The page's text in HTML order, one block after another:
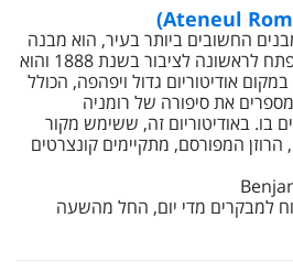
החשובים ביותר בעיר, הוא מבנה
מרשים ומפואר מאד. הוא נפתח לראשונה לציבור בשנת 1888 והוא
אודיטוריום גדול ויפהפה, הכולל
את סיפורה של רומניה
בו. באודיטוריום זה, ששימש מקור
המפורסם, מתקיימים קונצרטים
למבקרים מדי יום, החל מהשעה